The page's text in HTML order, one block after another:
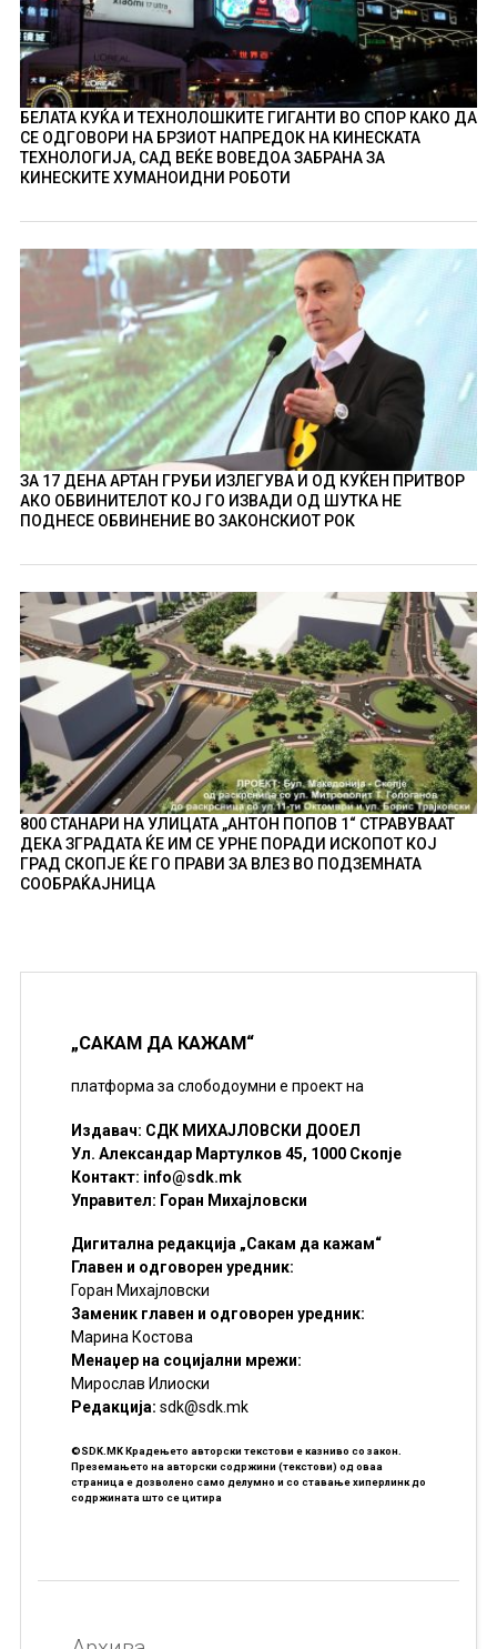
БЕЛАТА КУЌА И ТЕХНОЛОШКИТЕ ГИГАНТИ ВО СПОР КАКО ДА
СЕ ОДГОВОРИ НА БРЗИОТ НАПРЕДОК НА КИНЕСКАТА
ТЕХНОЛОГИЈА, САД ВЕЌЕ ВОВЕДОА ЗАБРАНА ЗА
КИНЕСКИТЕ ХУМАНОИДНИ РОБОТИ
ЗА 17 ДЕНА АРТАН ГРУБИ ИЗЛЕГУВА И ОД КУЌЕН ПРИТВОР
АКО ОБВИНИТЕЛОТ КОЈ ГО ИЗВАДИ ОД ШУТКА НЕ
ПОДНЕСЕ ОБВИНЕНИЕ ВО ЗАКОНСКИОТ РОК
800 СТАНАРИ НА УЛИЦАТА „АНТОН ПОПОВ 1“ СТРАВУВААТ
ДЕКА ЗГРАДАТА ЌЕ ИМ СЕ УРНЕ ПОРАДИ ИСКОПОТ КОЈ
ГРАД СКОПЈЕ ЌЕ ГО ПРАВИ ЗА ВЛЕЗ ВО ПОДЗЕМНАТА
СООБРАЌАЈНИЦА
„САКАМ ДА КАЖАМ“
платформа за слободоумни е проект на
Издавач: СДК МИХАЈЛОВСКИ ДООЕЛ
Ул. Александар Мартулков 45, 1000 Скопје
Контакт: info@sdk.mk
Управител: Горан Михајловски
Дигитална редакција „Сакам да кажам“
Главен и одговорен уредник:
Горан Михајловски
Заменик главен и одговорен уредник:
Марина Костова
Менаџер на социјални мрежи:
Мирослав Илиоски
Редакцијa: sdk@sdk.mk
©SDK.MK Крадењето авторски текстови е казниво со закон.
Преземањето на авторски содржини (текстови) од оваа
страница е дозволено само делумно и со ставање хиперлинк до
содржината што се цитира